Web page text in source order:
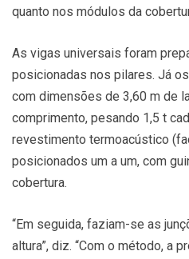
quanto nos módulos da
As vigas universais foram
posicionadas nos pilares. Já
com dimensões de 3,60 m de
comprimento, pesando 1,5 t
revestimento termoacústico
posicionados um a um, com
cobertura.
“Em seguida, faziam-se as
altura”, diz. “Com o método, a